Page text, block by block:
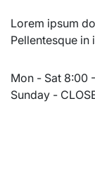
Lorem ipsum
Pellentesque in
Mon - Sat 8:00
Sunday -